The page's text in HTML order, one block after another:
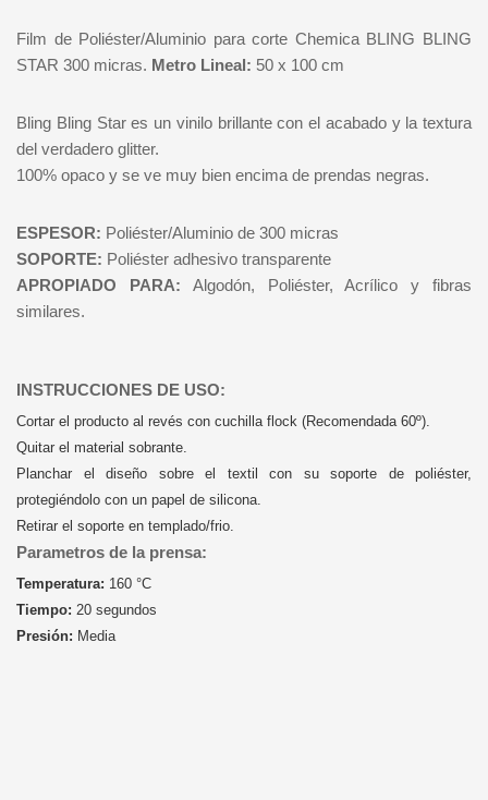
Film de Poliéster/Aluminio para corte Chemica BLING BLING
STAR 300 micras. Metro Lineal: 50 x 100 cm
Bling Bling Star es un vinilo brillante con el acabado y la textura
del verdadero glitter.
100% opaco y se ve muy bien encima de prendas negras.
ESPESOR: Poliéster/Aluminio de 300 micras
SOPORTE: Poliéster adhesivo transparente
APROPIADO PARA: Algodón, Poliéster, Acrílico y fibras
similares.
INSTRUCCIONES DE USO:
Cortar el producto al revés con cuchilla flock (Recomendada 60º).
Quitar el material sobrante.
Planchar el diseño sobre el textil con su soporte de poliéster,
protegiéndolo con un papel de silicona.
Retirar el soporte en templado/frio.
Parametros de la prensa:
Temperatura: 160 °C
Tiempo: 20 segundos
Presión: Media